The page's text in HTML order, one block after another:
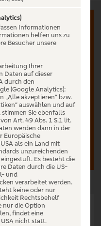
registrieren
für Kunden der
Informationen
helfen uns zu
Besucher unsere
Ihrer
Daten auf dieser
durch den
(Google Analytics):
„Alle akzeptieren“ bzw.
auswählen und auf
stimmen Sie ebenfalls
Art. 49 Abs. 1 S.1 lit.
werden dann in der
Europäische
als ein Land mit
unzureichenden
Es besteht die
Daten durch die US-
und
verarbeitet werden.
keine oder nur
Rechtsbehelf
nur die Option
findet eine
nicht statt.